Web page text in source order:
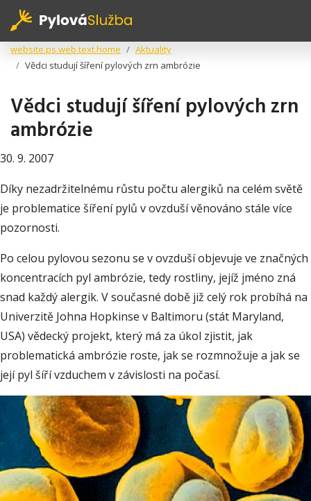
website.ps.web.text.home
Aktuality
Vědci studují šíření pylových zrn ambrózie
Vědci studují šíření pylových zrn
ambrózie
30. 9. 2007
Díky nezadržitelnému růstu počtu alergiků na celém světě
je problematice šíření pylů v ovzduší věnováno stále více
pozornosti.
Po celou pylovou sezonu se v ovzduší objevuje ve značných
koncentracích pyl ambrózie, tedy rostliny, jejíž jméno zná
snad každý alergik. V současné době již celý rok probíhá na
Univerzitě Johna Hopkinse v Baltimoru (stát Maryland,
USA) vědecký projekt, který má za úkol zjistit, jak
problematická ambrózie roste, jak se rozmnožuje a jak se
její pyl šíří vzduchem v závislosti na počasí.